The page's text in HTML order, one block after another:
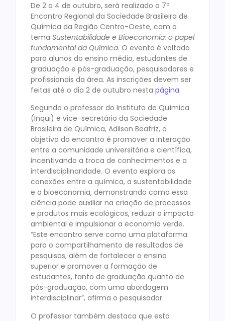
De 2 a 4 de outubro, será realizado o 7º
Encontro Regional da Sociedade Brasileira de
Química da Região Centro-Oeste, com o
tema Sustentabilidade e Bioeconomia: o papel
fundamental da Química. O evento é voltado
para alunos do ensino médio, estudantes de
graduação e pós-graduação, pesquisadores e
profissionais da área. As inscrições devem ser
feitas até o dia 2 de outubro nesta página.
Segundo o professor do Instituto de Química
(Inqui) e vice-secretário da Sociedade
Brasileira de Química, Adilson Beatriz, o
objetivo do encontro é promover a interação
entre a comunidade universitária e científica,
incentivando a troca de conhecimentos e a
interdisciplinaridade. O evento explora as
conexões entre a química, a sustentabilidade
e a bioeconomia, demonstrando como essa
ciência pode auxiliar na criação de processos
e produtos mais ecológicos, reduzir o impacto
ambiental e impulsionar a economia verde.
“Este encontro serve como uma plataforma
para o compartilhamento de resultados de
pesquisas, além de fortalecer o ensino
superior e promover a formação de
estudantes, tanto de graduação quanto de
pós-graduação, com uma abordagem
interdisciplinar”, afirma o pesquisador.
O professor também destaca que esta